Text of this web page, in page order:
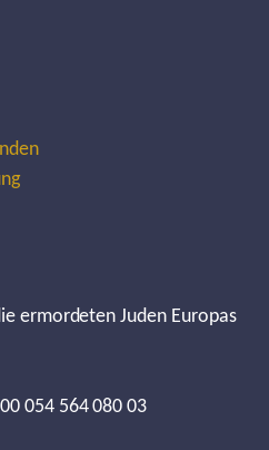
ermordeten Juden Europas
054 564 080 03